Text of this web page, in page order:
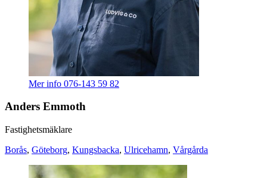
Mer info 076-143 59 82
Anders Emmoth
Fastighetsmäklare
Borås, Göteborg, Kungsbacka, Ulricehamn, Vårgårda